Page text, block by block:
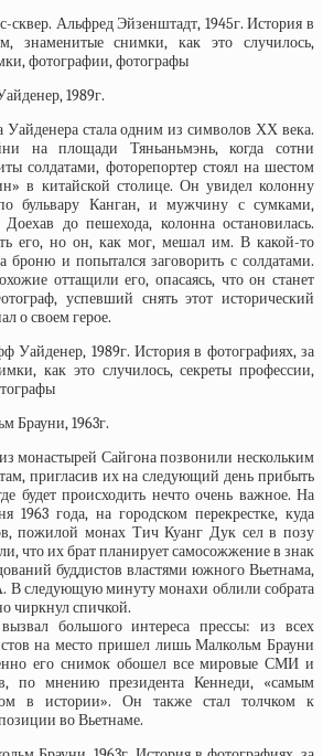
1989г.
стала одним из символов ХХ века.
на площади Тяньаньмэнь, когда сотни
солдатами, фоторепортер стоял на шестом
в китайской столице. Он увидел колонну
бульвару Канган, и мужчину с сумками,
до пешехода, колонна остановилась.
его, но он, как мог, мешал им. В какой-то
броню и попытался заговорить с солдатами.
оттащили его, опасаясь, что он станет
успевший снять этот исторический
о своем герое.
Брауни, 1963г.
монастырей Сайгона позвонили нескольким
пригласив их на следующий день прибыть
будет происходить нечто очень важное. На
1963 года, на городском перекрестке, куда
пожилой монах Тич Куанг Дук сел в позу
что их брат планирует самосожжение в знак
буддистов властями южного Вьетнама,
следующую минуту монахи облили собрата
чиркнул спичкой.
большого интереса прессы: из всех
на место пришел лишь Малкольм Брауни
его снимок обошел все мировые СМИ и
по мнению президента Кеннеди, «самым
в истории». Он также стал толчком к
во Вьетнаме.